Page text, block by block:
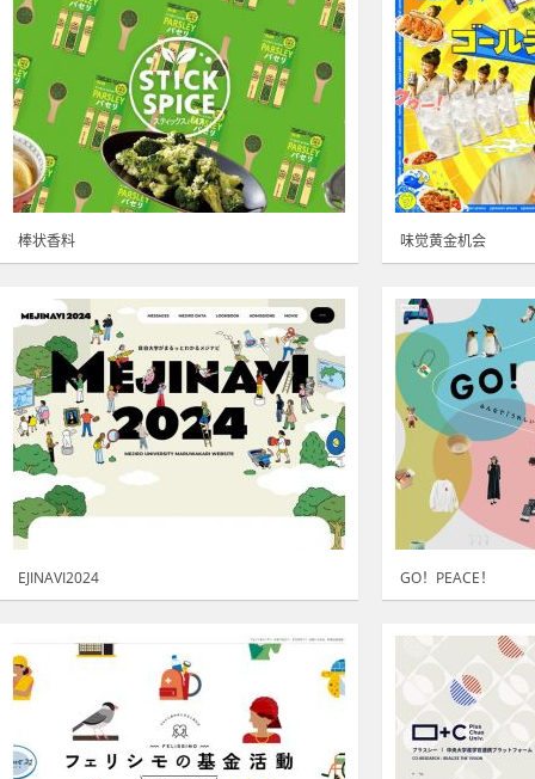
棒状香料 味觉黄金机会
EJINAVI2024 GO！PEACE！